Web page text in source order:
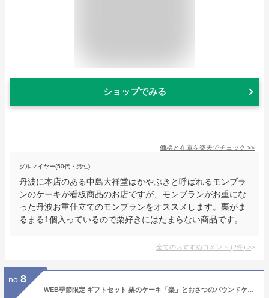
ショップでみる
価格と在庫を楽天でチェック >>
ダルマイヤー(50代・男性)
丹波に本店のある中島大祥堂はかやぶきと呼ばれるモンブラ
ンのケーキが看板商品のお店ですが、モンブランがお重にな
った丹波お重仕立てのモンブランをオススメします。栗がま
るまる1個入っているので栗好きにはたまらない商品です。
全てのおすすめコメント (2件) >
no. 8
WEB季節限定 ギフトセット 栗のケーキ「楽」とおさつのパウンドケーキ 送料込 進物 ギフト 詰め合わせ 最終発送は10/31